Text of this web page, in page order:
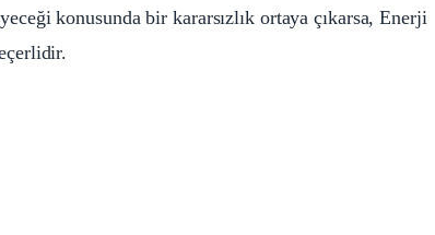
konusunda bir kararsızlık ortaya çıkarsa, Enerji